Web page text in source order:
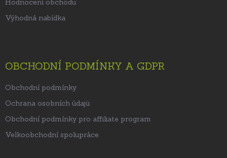
Hodnocení obchodu
Výhodná nabídka
OBCHODNÍ PODMÍNKY A GDPR
Obchodní podmínky
Ochrana osobních údajů
Obchodní podmínky pro affiliate program
Velkoobchodní spolupráce